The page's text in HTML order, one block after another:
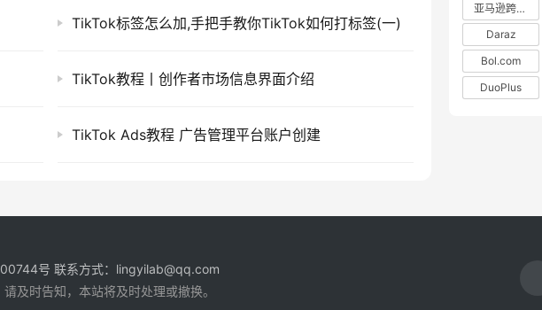
TikTok标签怎么加,手把手教你TikTok如何打标签(一)
TikTok教程丨创作者市场信息界面介绍
TikTok Ads教程 广告管理平台账户创建
亚马逊跨境电商
Daraz
Bol.com
DuoPlus
号 联系方式：lingyilab@qq.com
及时告知，本站将及时处理或撤换。